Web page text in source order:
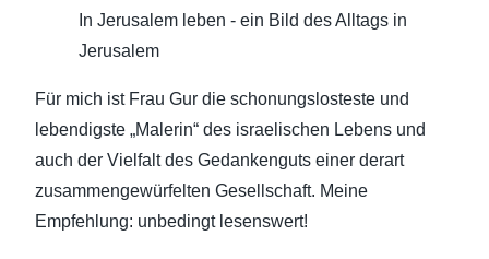
In Jerusalem leben - ein Bild des Alltags in
Jerusalem
Für mich ist Frau Gur die schonungslosteste und
lebendigste „Malerin“ des israelischen Lebens und
auch der Vielfalt des Gedankenguts einer derart
zusammengewürfelten Gesellschaft. Meine
Empfehlung: unbedingt lesenswert!